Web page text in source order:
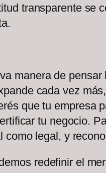
transparente se
manera de
cada vez
que tu empresa
tu negocio.
como legal, y
redefinir el